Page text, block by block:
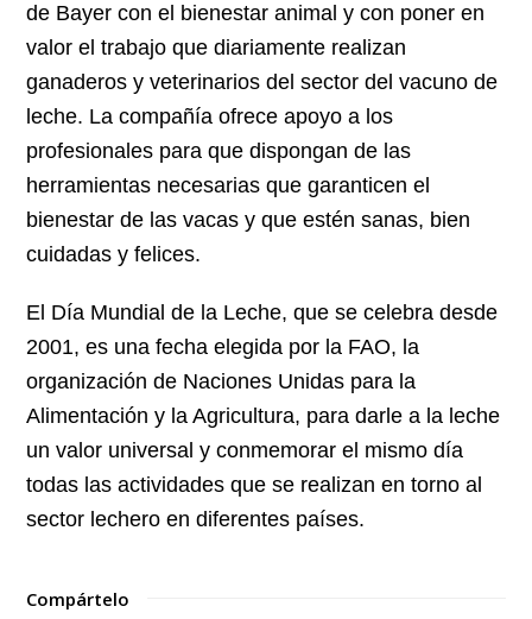
de Bayer con el bienestar animal y con poner en
valor el trabajo que diariamente realizan
ganaderos y veterinarios del sector del vacuno de
leche. La compañía ofrece apoyo a los
profesionales para que dispongan de las
herramientas necesarias que garanticen el
bienestar de las vacas y que estén sanas, bien
cuidadas y felices.
El Día Mundial de la Leche, que se celebra desde
2001, es una fecha elegida por la FAO, la
organización de Naciones Unidas para la
Alimentación y la Agricultura, para darle a la leche
un valor universal y conmemorar el mismo día
todas las actividades que se realizan en torno al
sector lechero en diferentes países.
Compártelo